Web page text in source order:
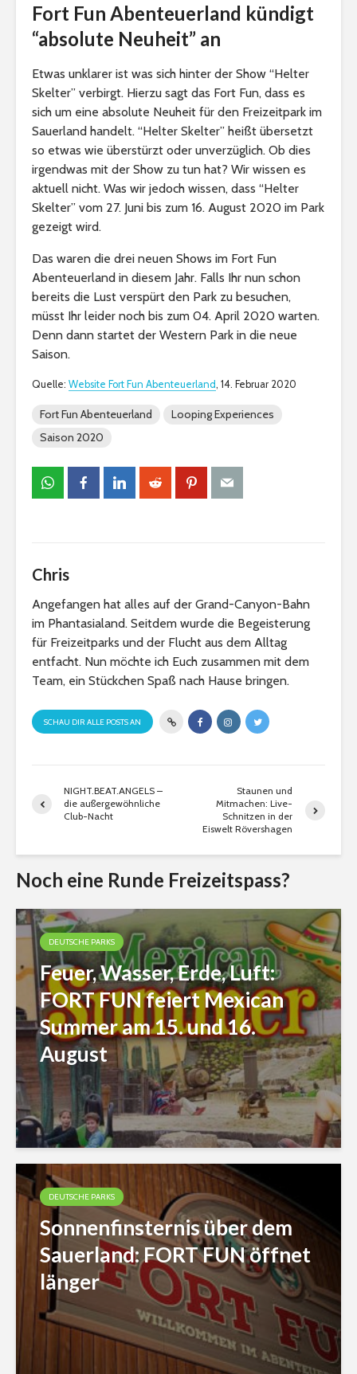
Fort Fun Abenteuerland kündigt
“absolute Neuheit” an
Etwas unklarer ist was sich hinter der Show “Helter
Skelter” verbirgt. Hierzu sagt das Fort Fun, dass es
sich um eine absolute Neuheit für den Freizeitpark im
Sauerland handelt. “Helter Skelter” heißt übersetzt
so etwas wie überstürzt oder unverzüglich. Ob dies
irgendwas mit der Show zu tun hat? Wir wissen es
aktuell nicht. Was wir jedoch wissen, dass “Helter
Skelter” vom 27. Juni bis zum 16. August 2020 im Park
gezeigt wird.
Das waren die drei neuen Shows im Fort Fun
Abenteuerland in diesem Jahr. Falls Ihr nun schon
bereits die Lust verspürt den Park zu besuchen,
müsst Ihr leider noch bis zum 04. April 2020 warten.
Denn dann startet der Western Park in die neue
Saison.
Quelle: Website Fort Fun Abenteuerland, 14. Februar 2020
Fort Fun Abenteuerland
Looping Experiences
Saison 2020
Chris
Angefangen hat alles auf der Grand-Canyon-Bahn
im Phantasialand. Seitdem wurde die Begeisterung
für Freizeitparks und der Flucht aus dem Alltag
entfacht. Nun möchte ich Euch zusammen mit dem
Team, ein Stückchen Spaß nach Hause bringen.
SCHAU DIR ALLE POSTS AN
NIGHT.BEAT.ANGELS –
die außergewöhnliche
Club-Nacht
Staunen und
Mitmachen: Live-
Schnitzen in der
Eiswelt Rövershagen
Noch eine Runde Freizeitspass?
DEUTSCHE PARKS
Feuer, Wasser, Erde, Luft:
FORT FUN feiert Mexican
Summer am 15. und 16.
August
DEUTSCHE PARKS
Sonnenfinsternis über dem
Sauerland: FORT FUN öffnet
länger